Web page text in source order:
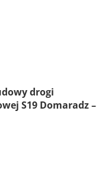
drogi
S19 Domaradz –